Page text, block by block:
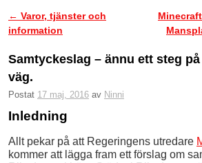
Inläggsnavigering
← Varor, tjänster och
information
Samtyckeslag – ännu ett steg
väg.
Postat 17 maj, 2016 av Ninni
Inledning
Allt pekar på att Regeringens utredare
kommer att lägga fram ett förslag om